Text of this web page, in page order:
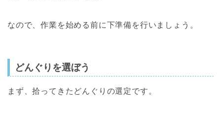
なので、作業を始める前に下準備を行いましょう。
どんぐりを選ぼう
まず、拾ってきたどんぐりの選定です。